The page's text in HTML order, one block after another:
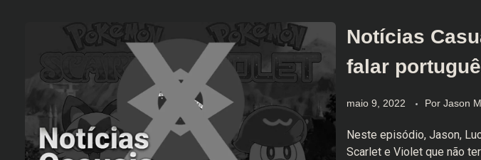
Notícias
falar
maio 9, 2022 Por Jason
Neste episódio, Jason,
Scarlet e Violet que não